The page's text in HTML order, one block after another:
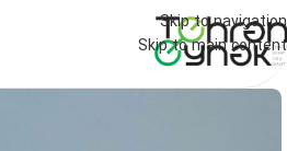
Skip to navigation
Skip to main content